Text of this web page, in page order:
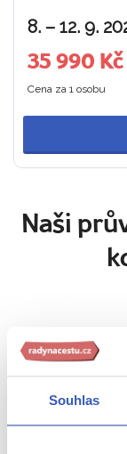
Souhlas
8. – 12. 9.
35 990 Kč
Cena za 1 osobu
Naši